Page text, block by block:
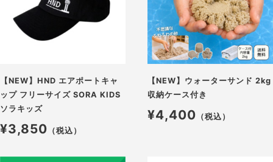
【NEW】HND エアポートキャ
ップ フリーサイズ SORA KIDS
ソラキッズ
¥3,850 （税込）
【NEW】ウォーターサンド 2kg
収納ケース付き
¥4,400 （税込）